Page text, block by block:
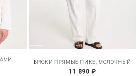
БРЮКИ ПРЯМЫЕ ПИКЕ, МОЛОЧНЫЙ
11 890 ₽